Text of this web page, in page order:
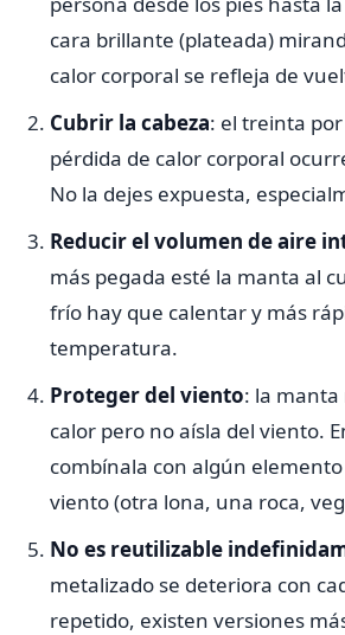
cara brillante (plateada)
calor corporal se refleja de
Cubrir la cabeza: el treinta
pérdida de calor corporal
No la dejes expuesta,
Reducir el volumen de aire
más pegada esté la manta al
frío hay que calentar y más
temperatura.
Proteger del viento: la
calor pero no aísla del viento.
combínala con algún
viento (otra lona, una roca,
No es reutilizable
metalizado se deteriora con
repetido, existen versiones